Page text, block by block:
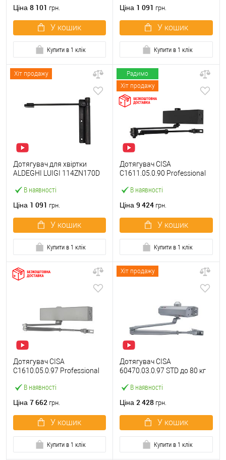
Ціна 8 101 грн.
У кошик
Купити в 1 клік
Ціна 1 091 грн.
У кошик
Купити в 1 клік
Хіт продажу
В наявності
Дотягувач для хвіртки
ALDEGHI LUIGI 114ZN170D
Ціна 1 091 грн.
У кошик
Купити в 1 клік
Радимо
Хіт продажу
В наявності
Дотягувач CISA
C1611.05.0.90 Professional
до 120 кг чорний
Ціна 9 424 грн.
У кошик
Купити в 1 клік
В наявності
Дотягувач CISA
C1610.05.0.97 Professional
сірий
Ціна 7 662 грн.
У кошик
Купити в 1 клік
Хіт продажу
В наявності
Дотягувач CISA
60470.03.0.97 STD до 80 кг
Ціна 2 428 грн.
У кошик
Купити в 1 клік